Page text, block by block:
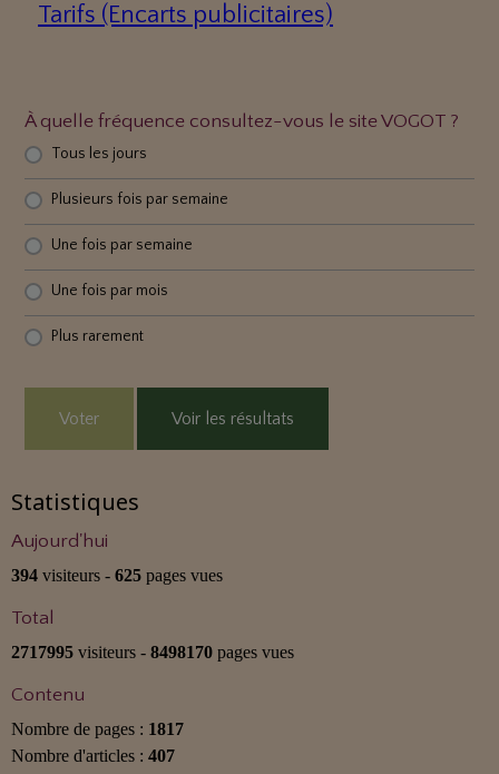
Tarifs (Encarts publicitaires)
À quelle fréquence consultez-vous le site VOGOT ?
Tous les jours
Plusieurs fois par semaine
Une fois par semaine
Une fois par mois
Plus rarement
Voter Voir les résultats
Statistiques
Aujourd'hui
394 visiteurs - 625 pages vues
Total
2717995 visiteurs - 8498170 pages vues
Contenu
Nombre de pages : 1817
Nombre d'articles : 407